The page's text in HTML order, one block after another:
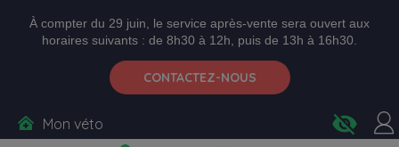
À compter du 29 juin, le service après-vente sera ouvert aux
horaires suivants : de 8h30 à 12h, puis de 13h à 16h30.
CONTACTEZ-NOUS
Mon véto visibility_off